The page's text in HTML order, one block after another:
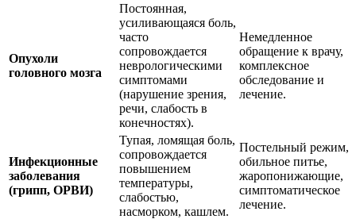
Опухоли
головного мозга
Постоянная,
усиливающаяся боль,
часто
сопровождается
неврологическими
симптомами
(нарушение зрения,
речи, слабость в
конечностях).
Немедленное
обращение к врачу,
комплексное
обследование и
лечение.
Инфекционные
заболевания
(грипп, ОРВИ)
Тупая, ломящая боль,
сопровождается
повышением
температуры,
слабостью,
насморком, кашлем.
Постельный режим,
обильное питье,
жаропонижающие,
симптоматическое
лечение.